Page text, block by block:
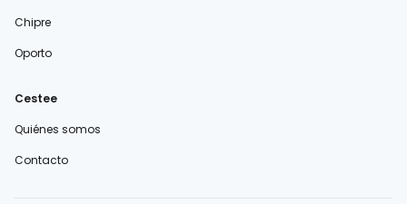
Chipre
Oporto
Cestee
Quiénes somos
Contacto